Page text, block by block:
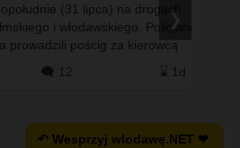
(31 lipca) na drogach
i włodawskiego. Policjanci
pościg za kierowcą
❯
↶ Wesprzyj wlodawę.NET ❤